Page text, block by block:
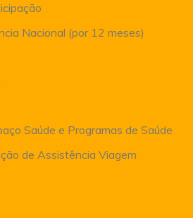
Nacional (por 12 meses)
Saúde e Programas de Saúde
de Assistência Viagem